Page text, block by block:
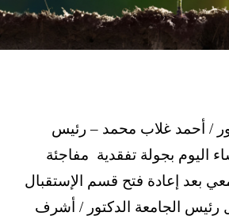
/ أحمد غلاب محمد – رئيس
اليوم بجولة تفقدية مفاجئة
بعد إعادة فتح قسم الإستقبال
رئيس الجامعة الدكتور / أشرف